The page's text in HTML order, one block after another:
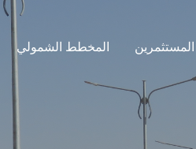
المستثمرين المخطط الشمولي